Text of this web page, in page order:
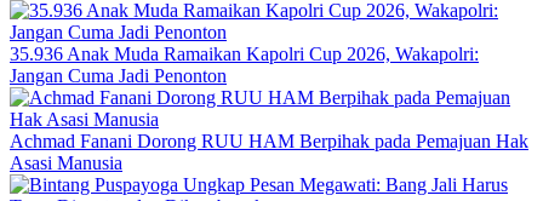
35.936 Anak Muda Ramaikan Kapolri Cup 2026, Wakapolri:
Jangan Cuma Jadi Penonton
Achmad Fanani Dorong RUU HAM Berpihak pada Pemajuan Hak
Asasi Manusia